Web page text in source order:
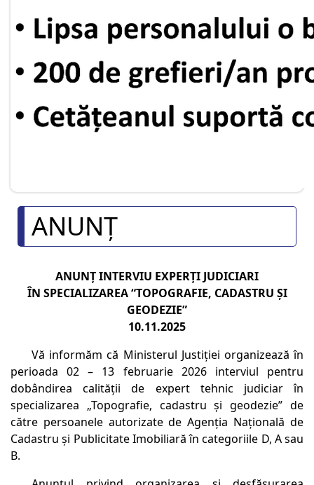
ANUNȚ
ANUNŢ INTERVIU EXPERŢI JUDICIARI
ÎN SPECIALIZAREA “TOPOGRAFIE, CADASTRU ŞI
GEODEZIE”
10.11.2025
Vă informăm că Ministerul Justiţiei organizează în
perioada 02 – 13 februarie 2026 interviul pentru
dobândirea calității de expert tehnic judiciar în
specializarea „Topografie, cadastru şi geodezie” de
către persoanele autorizate de Agenţia Naţională de
Cadastru şi Publicitate Imobiliară în categoriile D, A sau
B.